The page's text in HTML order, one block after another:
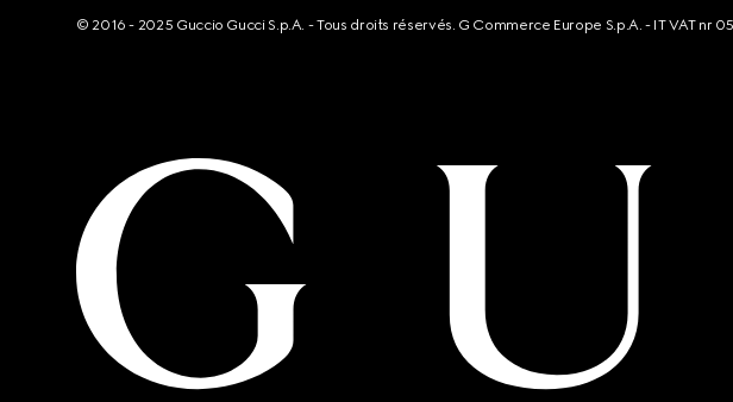
© 2016 - 2025 Guccio Gucci S.p.A. - Tous droits réservés. G Commerce Europe S.p.A. - IT VAT nr